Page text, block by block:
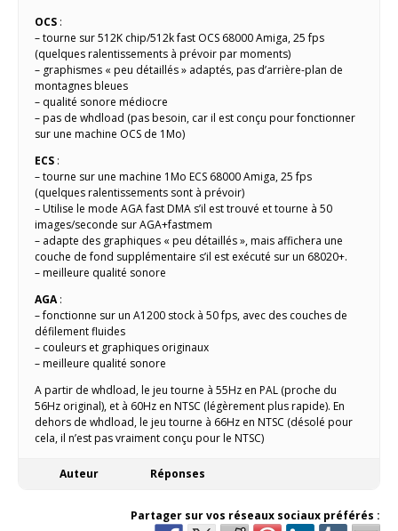
OCS :
– tourne sur 512K chip/512k fast OCS 68000 Amiga, 25 fps
(quelques ralentissements à prévoir par moments)
– graphismes « peu détaillés » adaptés, pas d’arrière-plan de
montagnes bleues
– qualité sonore médiocre
– pas de whdload (pas besoin, car il est conçu pour fonctionner
sur une machine OCS de 1Mo)
ECS :
– tourne sur une machine 1Mo ECS 68000 Amiga, 25 fps
(quelques ralentissements sont à prévoir)
– Utilise le mode AGA fast DMA s’il est trouvé et tourne à 50
images/seconde sur AGA+fastmem
– adapte des graphiques « peu détaillés », mais affichera une
couche de fond supplémentaire s’il est exécuté sur un 68020+.
– meilleure qualité sonore
AGA:
– fonctionne sur un A1200 stock à 50 fps, avec des couches de
défilement fluides
– couleurs et graphiques originaux
– meilleure qualité sonore
A partir de whdload, le jeu tourne à 55Hz en PAL (proche du
56Hz original), et à 60Hz en NTSC (légèrement plus rapide). En
dehors de whdload, le jeu tourne à 66Hz en NTSC (désolé pour
cela, il n’est pas vraiment conçu pour le NTSC)
Auteur Réponses
Partager sur vos réseaux sociaux préférés :